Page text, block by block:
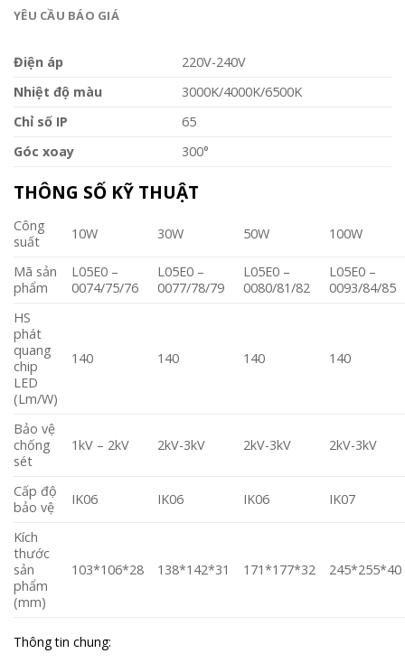
YÊU CẦU BÁO GIÁ
Điện áp
220V-240V
Nhiệt độ màu
3000K/4000K/6500K
Chỉ số IP
65
Góc xoay
300°
THÔNG SỐ KỸ THUẬT
Công
suất
10W 30W 50W 100W
Mã sản
phẩm
L05E0 –
0074/75/76
L05E0 –
0077/78/79
L05E0 –
0080/81/82
L05E0 –
0093/84/85
HS
phát
quang
chip
LED
(Lm/W)
140 140 140 140
Bảo vệ
chống
sét
1kV – 2kV 2kV-3kV 2kV-3kV 2kV-3kV
Cấp độ
bảo vệ
IK06 IK06 IK06 IK07
Kích
thước
sản
phẩm
(mm)
103*106*28 138*142*31 171*177*32 245*255*40
Thông tin chung: